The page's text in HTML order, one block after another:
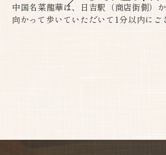
中国名菜龍華は、日吉駅（商店街側）
向かって歩いていただいて1分以内にご